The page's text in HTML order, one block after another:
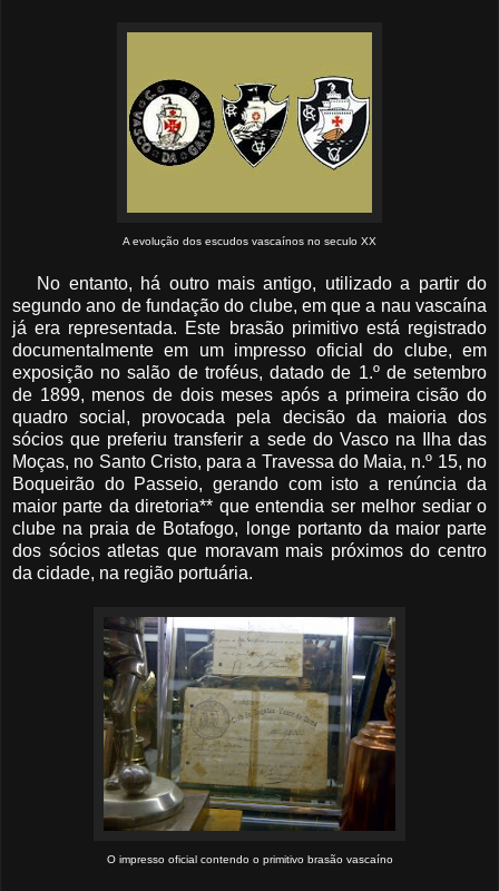
A evolução dos escudos vascaínos no seculo XX
No entanto, há outro mais antigo, utilizado a partir do
segundo ano de fundação do clube, em que a nau vascaína
já era representada. Este brasão primitivo está registrado
documentalmente em um impresso oficial do clube, em
exposição no salão de troféus, datado de 1.º de setembro
de 1899, menos de dois meses após a primeira cisão do
quadro social, provocada pela decisão da maioria dos
sócios que preferiu transferir a sede do Vasco na Ilha das
Moças, no Santo Cristo, para a Travessa do Maia, n.º 15, no
Boqueirão do Passeio, gerando com isto a renúncia da
maior parte da diretoria** que entendia ser melhor sediar o
clube na praia de Botafogo, longe portanto da maior parte
dos sócios atletas que moravam mais próximos do centro
da cidade, na região portuária.
O impresso oficial contendo o primitivo brasão vascaíno